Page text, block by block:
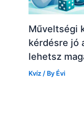
Műveltségi
kérdésre jó
lehetsz
Kvíz / By Évi